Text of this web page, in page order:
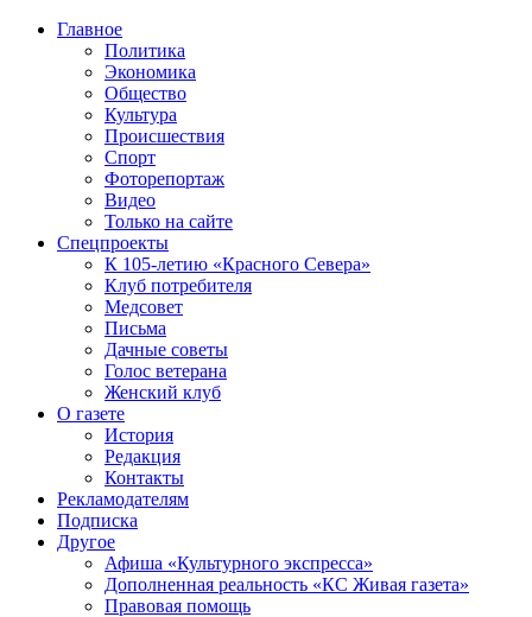
Главное
Политика
Экономика
Общество
Культура
Происшествия
Спорт
Фоторепортаж
Видео
Только на сайте
Спецпроекты
К 105-летию «Красного Севера»
Клуб потребителя
Медсовет
Письма
Дачные советы
Голос ветерана
Женский клуб
О газете
История
Редакция
Контакты
Рекламодателям
Подписка
Другое
Афиша «Культурного экспресса»
Дополненная реальность «КС Живая газета»
Правовая помощь